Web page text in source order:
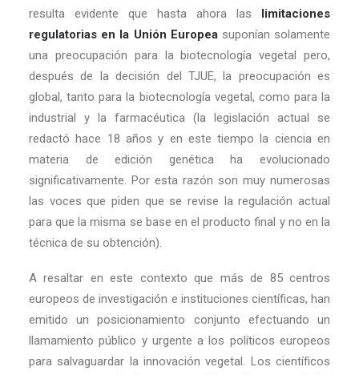
resulta evidente que hasta ahora las limitaciones
regulatorias en la Unión Europeasuponían solamente
una preocupación para la biotecnología vegetal pero,
después de la decisión del TJUE, la preocupación es
global, tanto para la biotecnología vegetal, como para la
industrial y la farmacéutica (la legislación actual se
redactó hace 18 años y en este tiempo la ciencia en
materia de edición genética ha evolucionado
significativamente. Por esta razón son muy numerosas
las voces que piden que se revise la regulación actual
para que la misma se base en el producto final y no en la
técnica de su obtención).
A resaltar en este contexto que más de 85 centros
europeos de investigación e instituciones científicas, han
emitido un posicionamiento conjunto efectuando un
llamamiento público y urgente a los políticos europeos
para salvaguardar la innovación vegetal. Los científicos